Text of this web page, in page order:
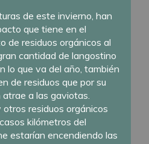
de este invierno, han
que tiene en el
de residuos orgánicos al
cantidad de langostino
lo que va del año, también
de residuos que por su
a las gaviotas.
residuos orgánicos
kilómetros del
estarían encendiendo las